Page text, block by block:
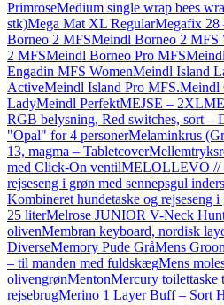
PrimroseMedium single wrap bees
stk)Mega Mat XL RegularMegafix 28
Borneo 2 MFSMeindl Borneo 2 MFS
2 MFSMeindl Borneo Pro MFS
Engadin MFS WomenMeindl Island
ActiveMeindl Island Pro MFS.Meindl
LadyMeindl PerfektMEJSE – 2XL
RGB belysning, Red switches, sort –
"Opal" for 4 personerMelaminkrus
13, magma – Tabletcover
med Click-On ventilMELOLLEVO //
rejseseng i grøn med sennepsgul
Kombineret hundetaske og rejseseng i
25 literMelrose JUNIOR V-Neck
olivenMembran keyboard, nordisk
DiverseMemory Pude GråMens
– til manden med fuldskægMens
olivengrønMentonMercury toilettaske
rejsebrugMerino 1 Layer Buff – Sort